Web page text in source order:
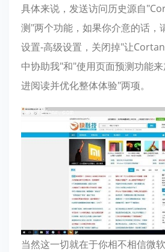
具体来说，发送访问历史源自
测"两个功能，如果你介意的话，
设置-高级设置，关闭掉"让
中协助我"和"使用页面预测功能
进阅读并优化整体体验"两项。
当然这一切就在于你相不相信微